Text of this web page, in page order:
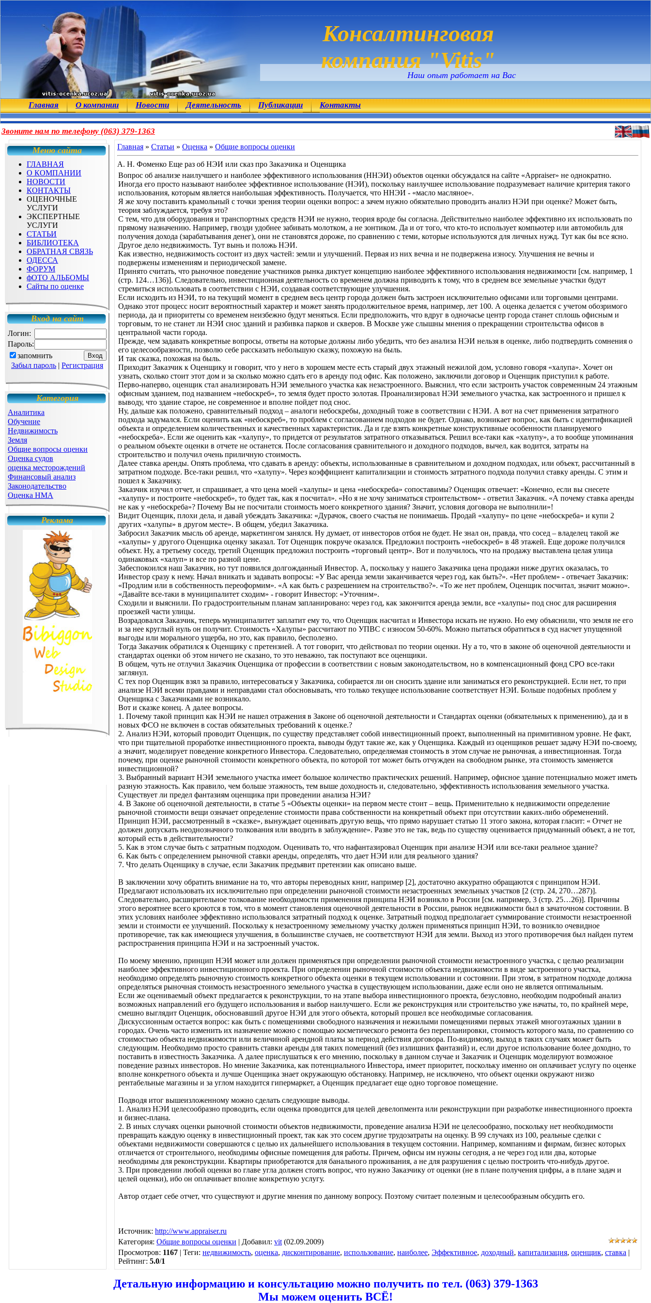
Консалтинговая
компания "Vitis"
Наш опыт работает на Вас
Главная О компании Новости Деятельность Публикации Контакты
Звоните нам по телефону (063) 379-1363
Меню сайта
ГЛАВНАЯ
О КОМПАНИИ
НОВОСТИ
КОНТАКТЫ
ОЦЕНОЧНЫЕ
УСЛУГИ
ЭКСПЕРТНЫЕ
УСЛУГИ
СТАТЬИ
БИБЛИОТЕКА
ОБРАТНАЯ СВЯЗЬ
ОДЕССА
ФОРУМ
фОТО АЛЬБОМЫ
Сайты по оценке
Вход на сайт
Логин:
Пароль:
запомнить
Забыл пароль | Регистрация
Категория
Аналитика
Обучение
Недвижимость
Земля
Общие вопросы оценки
Оценка судов
оценка месторождений
Финансовый анализ
Законодательство
Оценка НМА
Реклама
Главная » Статьи » Оценка » Общие вопросы оценки
А. Н. Фоменко Еще раз об НЭИ или сказ про Заказчика и Оценщика
Вопрос об анализе наилучшего и наиболее эффективного использования (ННЭИ) объектов оценки обсуждался на сайте «Appraiser» не однократно.
Иногда его просто называют наиболее эффективное использование (НЭИ), поскольку наилучшее использование подразумевает наличие критерия такого
использования, которым является наибольшая эффективность. Получается, что ННЭИ - «масло масляное».
Я же хочу поставить крамольный с точки зрения теории оценки вопрос: а зачем нужно обязательно проводить анализ НЭИ при оценке? Может быть,
теория заблуждается, требуя это?
С тем, что для оборудования и транспортных средств НЭИ не нужно, теория вроде бы согласна. Действительно наиболее эффективно их использовать по
прямому назначению. Например, гвозди удобнее забивать молотком, а не зонтиком. Да и от того, что кто-то использует компьютер или автомобиль для
получения дохода (зарабатывания денег), они не становятся дороже, по сравнению с теми, которые используются для личных нужд. Тут как бы все ясно.
Другое дело недвижимость. Тут вынь и положь НЭИ.
Как известно, недвижимость состоит из двух частей: земли и улучшений. Первая из них вечна и не подвержена износу. Улучшения не вечны и
подвержены изменениям и периодической замене.
Принято считать, что рыночное поведение участников рынка диктует концепцию наиболее эффективного использования недвижимости [см. например, 1
(стр. 124…136)]. Следовательно, инвестиционная деятельность со временем должна приводить к тому, что в среднем все земельные участки будут
стремиться использовать в соответствии с НЭИ, создавая соответствующие улучшения.
Если исходить из НЭИ, то на текущий момент в среднем весь центр города должен быть застроен исключительно офисами или торговыми центрами.
Однако этот процесс носит вероятностный характер и может занять продолжительное время, например, лет 100. А оценка делается с учетом обозримого
периода, да и приоритеты со временем неизбежно будут меняться. Если предположить, что вдруг в одночасье центр города станет сплошь офисным и
торговым, то не станет ли НЭИ снос зданий и разбивка парков и скверов. В Москве уже слышны мнения о прекращении строительства офисов в
центральной части города.
Прежде, чем задавать конкретные вопросы, ответы на которые должны либо убедить, что без анализа НЭИ нельзя в оценке, либо подтвердить сомнения о
его целесообразности, позволю себе рассказать небольшую сказку, похожую на быль.
И так сказка, похожая на быль.
Приходит Заказчик к Оценщику и говорит, что у него в хорошем месте есть старый двух этажный нежилой дом, условно говоря «халупа». Хочет он
узнать, сколько стоит этот дом и за сколько можно сдать его в аренду под офис. Как положено, заключили договор и Оценщик приступил к работе.
Перво-наперво, оценщик стал анализировать НЭИ земельного участка как незастроенного. Выяснил, что если застроить участок современным 24 этажным
офисным зданием, под названием «небоскреб», то земля будет просто золотая. Проанализировал НЭИ земельного участка, как застроенного и пришел к
выводу, что здание старое, не современное и вполне пойдет под снос.
Ну, дальше как положено, сравнительный подход – аналоги небоскребы, доходный тоже в соответствии с НЭИ. А вот на счет применения затратного
подхода задумался. Если оценить как «небоскреб», то проблем с согласованием подходов не будет. Однако, возникает вопрос, как быть с идентификацией
объекта и определением количественных и качественных характеристик. Да и где взять конкретные конструктивные особенности планируемого
«небоскреба». Если же оценить как «халупу», то придется от результатов затратного отказываться. Решил все-таки как «халупу», а то вообще упоминания
о реальном объекте оценки в отчете не останется. После согласования сравнительного и доходного подходов, вычел, как водится, затраты на
строительство и получил очень приличную стоимость.
Далее ставка аренды. Опять проблема, что сдавать в аренду: объекты, использованные в сравнительном и доходном подходах, или объект, рассчитанный в
затратном подходе. Все-таки решил, что «халупу». Через коэффициент капитализации и стоимость затратного подхода получил ставку аренды. С этим и
пошел к Заказчику.
Заказчик изучил отчет, и спрашивает, а что цена моей «халупы» и цена «небоскреба» сопоставимы? Оценщик отвечает: «Конечно, если вы снесете
«халупу» и построите «небоскреб», то будет так, как я посчитал». «Но я не хочу заниматься строительством» - ответил Заказчик. «А почему ставка аренды
не как у «небоскреба»? Почему Вы не посчитали стоимость моего конкретного здания? Значит, условия договора не выполнили»!
Видит Оценщик, плохи дела, и давай убеждать Заказчика: «Дурачок, своего счастья не понимаешь. Продай «халупу» по цене «небоскреба» и купи 2
других «халупы» в другом месте». В общем, убедил Заказчика.
Забросил Заказчик мысль об аренде, маркетингом занялся. Ну думает, от инвесторов отбоя не будет. Не знал он, правда, что сосед – владелец такой же
«халупы» у другого Оценщика оценку заказал. Тот Оценщик покруче оказался. Предложил построить «небоскреб» в 48 этажей. Еще дороже получился
объект. Ну, а третьему соседу, третий Оценщик предложил построить «торговый центр». Вот и получилось, что на продажу выставлена целая улица
одинаковых «халуп» и все по разной цене.
Забеспокоился наш Заказчик, но тут появился долгожданный Инвестор. А, поскольку у нашего Заказчика цена продажи ниже других оказалась, то
Инвестор сразу к нему. Начал вникать и задавать вопросы: «У Вас аренда земли заканчивается через год, как быть?». «Нет проблем» - отвечает Заказчик:
«Продлим или в собственность переоформим». «А как быть с разрешением на строительство?». «То же нет проблем, Оценщик посчитал, значит можно».
«Давайте все-таки в муниципалитет сходим» - говорит Инвестор: «Уточним».
Сходили и выяснили. По градостроительным планам запланировано: через год, как закончится аренда земли, все «халупы» под снос для расширения
проезжей части улицы.
Возрадовался Заказчик, теперь муниципалитет заплатит ему то, что Оценщик насчитал и Инвестора искать не нужно. Но ему объяснили, что земля не его
и за нее круглый нуль он получит. Стоимость «Халупы» рассчитают по УПВС с износом 50-60%. Можно пытаться обратиться в суд насчет упущенной
выгоды или морального ущерба, но это, как правило, бесполезно.
Тогда Заказчик обратился к Оценщику с претензией. А тот говорит, что действовал по теории оценки. Ну а то, что в законе об оценочной деятельности и
стандартах оценки об этом ничего не сказано, то это неважно, так поступают все оценщики.
В общем, чуть не отлучил Заказчик Оценщика от профессии в соответствии с новым законодательством, но в компенсационный фонд СРО все-таки
заглянул.
С тех пор Оценщик взял за правило, интересоваться у Заказчика, собирается ли он сносить здание или заниматься его реконструкцией. Если нет, то при
анализе НЭИ всеми правдами и неправдами стал обосновывать, что только текущее использование соответствует НЭИ. Больше подобных проблем у
Оценщика с Заказчиками не возникало.
Вот и сказке конец. А далее вопросы.
1. Почему такой принцип как НЭИ не нашел отражения в Законе об оценочной деятельности и Стандартах оценки (обязательных к применению), да и в
новых ФСО не включен в состав обязательных требований к оценке.?
2. Анализ НЭИ, который проводит Оценщик, по существу представляет собой инвестиционный проект, выполненный на примитивном уровне. Не факт,
что при тщательной проработке инвестиционного проекта, выводы будут такие же, как у Оценщика. Каждый из оценщиков решает задачу НЭИ по-своему,
а значит, моделирует поведение конкретного Инвестора. Следовательно, определяемая стоимость в этом случае не рыночная, а инвестиционная. Тогда
почему, при оценке рыночной стоимости конкретного объекта, по которой тот может быть отчужден на свободном рынке, эта стоимость заменяется
инвестиционной?
3. Выбранный вариант НЭИ земельного участка имеет большое количество практических решений. Например, офисное здание потенциально может иметь
разную этажность. Как правило, чем больше этажность, тем выше доходность и, следовательно, эффективность использования земельного участка.
Существует ли предел фантазиям оценщика при проведении анализа НЭИ?
4. В Законе об оценочной деятельности, в статье 5 «Объекты оценки» на первом месте стоит – вещь. Применительно к недвижимости определение
рыночной стоимости вещи означает определение стоимости права собственности на конкретный объект при отсутствии каких-либо обременений.
Принцип НЭИ, рассмотренный в «сказке», вынуждает оценивать другую вещь, что прямо нарушает статью 11 этого закона, которая гласит: « Отчет не
должен допускать неоднозначного толкования или вводить в заблуждение». Разве это не так, ведь по существу оценивается придуманный объект, а не тот,
который есть в действительности?
5. Как в этом случае быть с затратным подходом. Оценивать то, что нафантазировал Оценщик при анализе НЭИ или все-таки реальное здание?
6. Как быть с определением рыночной ставки аренды, определять, что дает НЭИ или для реального здания?
7. Что делать Оценщику в случае, если Заказчик предъявит претензии как описано выше.
В заключении хочу обратить внимание на то, что авторы переводных книг, например [2], достаточно аккуратно обращаются с принципом НЭИ.
Предлагают использовать их исключительно при определении рыночной стоимости незастроенных земельных участков [2 (стр. 24, 270…287)].
Следовательно, расширительное толкование необходимости применения принципа НЭИ возникло в России [см. например, 3 (стр. 25…26)]. Причины
этого вероятнее всего кроются в том, что в момент становления оценочной деятельности в России, рынок недвижимости был в зачаточном состоянии. В
этих условиях наиболее эффективно использовался затратный подход к оценке. Затратный подход предполагает суммирование стоимости незастроенной
земли и стоимости ее улучшений. Поскольку к незастроенному земельному участку должен применяться принцип НЭИ, то возникло очевидное
противоречие, так как имеющиеся улучшения, в большинстве случаев, не соответствуют НЭИ для земли. Выход из этого противоречия был найден путем
распространения принципа НЭИ и на застроенный участок.
По моему мнению, принцип НЭИ может или должен применяться при определении рыночной стоимости незастроенного участка, с целью реализации
наиболее эффективного инвестиционного проекта. При определении рыночной стоимости объекта недвижимости в виде застроенного участка,
необходимо определять рыночную стоимость конкретного объекта оценки в текущем использовании и состоянии. При этом, в затратном подходе должна
определяться рыночная стоимость незастроенного земельного участка в существующем использовании, даже если оно не является оптимальным.
Если же оцениваемый объект предлагается к реконструкции, то на этапе выбора инвестиционного проекта, безусловно, необходим подробный анализ
возможных направлений его будущего использования и выбор наилучшего. Если же реконструкция или строительство уже начаты, то, по крайней мере,
смешно выглядит Оценщик, обосновавший другое НЭИ для этого объекта, который прошел все необходимые согласования.
Дискуссионным остается вопрос: как быть с помещениями свободного назначения и нежилыми помещениями первых этажей многоэтажных здании в
городах. Очень часто изменить их назначение можно с помощью косметического ремонта без перепланировки, стоимость которого мала, по сравнению со
стоимостью объекта недвижимости или величиной арендной платы за период действия договора. По-видимому, выход в таких случаях может быть
следующим. Необходимо просто сравнить ставки аренды для таких помещений (без излишних фантазий) и, если другое использование более доходно, то
поставить в известность Заказчика. А далее прислушаться к его мнению, поскольку в данном случае и Заказчик и Оценщик моделируют возможное
поведение разных инвесторов. Но мнение Заказчика, как потенциального Инвестора, имеет приоритет, поскольку именно он оплачивает услугу по оценке
вполне конкретного объекта и лучше Оценщика знает окружающую обстановку. Например, не исключено, что объект оценки окружают низко
рентабельные магазины и за углом находится гипермаркет, а Оценщик предлагает еще одно торговое помещение.
Подводя итог вышеизложенному можно сделать следующие выводы.
1. Анализ НЭИ целесообразно проводить, если оценка проводится для целей девелопмента или реконструкции при разработке инвестиционного проекта
и бизнес-плана.
2. В иных случаях оценки рыночной стоимости объектов недвижимости, проведение анализа НЭИ не целесообразно, поскольку нет необходимости
превращать каждую оценку в инвестиционный проект, так как это сосем другие трудозатраты на оценку. В 99 случаях из 100, реальные сделки с
объектами недвижимости совершаются с целью их дальнейшего использования в текущем состоянии. Например, компаниям и фирмам, бизнес которых
отличается от строительного, необходимы офисные помещения для работы. Причем, офисы им нужны сегодня, а не через год или два, которые
необходимы для реконструкции. Квартиры приобретаются для банального проживания, а не для разрушения с целью построить что-нибудь другое.
3. При проведении любой оценки во главе угла должен стоять вопрос, что нужно Заказчику от оценки (не в плане получения цифры, а в плане задач и
целей оценки), ибо он оплачивает вполне конкретную услугу.
Автор отдает себе отчет, что существуют и другие мнения по данному вопросу. Поэтому считает полезным и целесообразным обсудить его.
Источник: http://www.appraiser.ru
Категория: Общие вопросы оценки | Добавил: vit (02.09.2009)
Просмотров: 1167 | Теги: недвижимость, оценка, дисконтирование, использование, наиболее, Эффективное, доходный, капитализация, оценщик, ставка |
Рейтинг: 5.0/1
Детальную информацию и консультацию можно получить по тел. (063) 379-1363
Мы можем оценить ВСЁ!